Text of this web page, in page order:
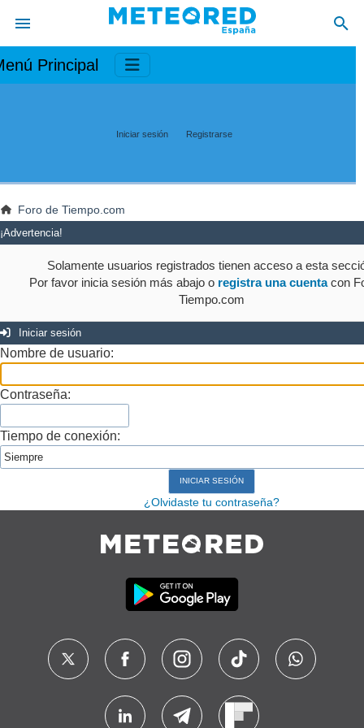
Principal
Iniciar sesión Registrarse
Foro de Tiempo.com
¡Advertencia!
Solamente usuarios registrados tienen acceso a esta
Por favor inicia sesión más abajo o registra una cuentacon
Tiempo.com
Iniciar sesión
Nombre de usuario:
Contraseña:
Tiempo de conexión:
¿Olvidaste tu contraseña?